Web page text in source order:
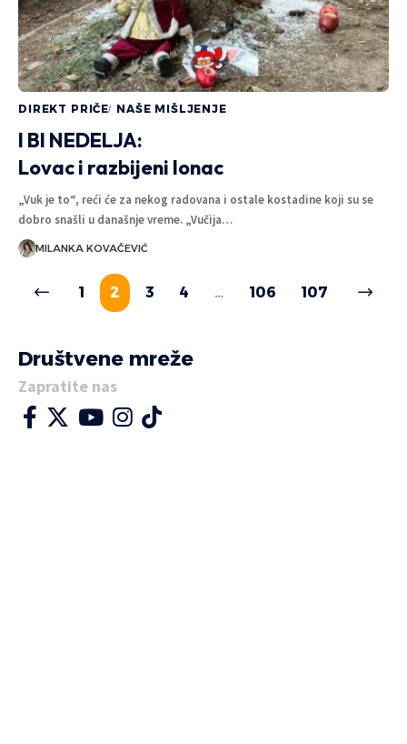
DIREKT PRIČE NAŠE MIŠLJENJE
I BI NEDELJA:
Lovac i razbijeni lonac
„Vuk je to“, reći će za nekog radovana i ostale kostadine koji su se
dobro snašli u današnje vreme. „Vučija…
MILANKA KOVAČEVIĆ
1 2 3 4 … 106 107
Društvene mreže
Zapratite nas